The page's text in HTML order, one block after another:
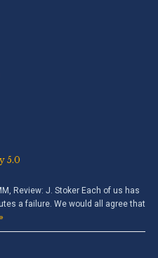
5.0
Review: J. Stoker Each of us has
a failure. We would all agree that